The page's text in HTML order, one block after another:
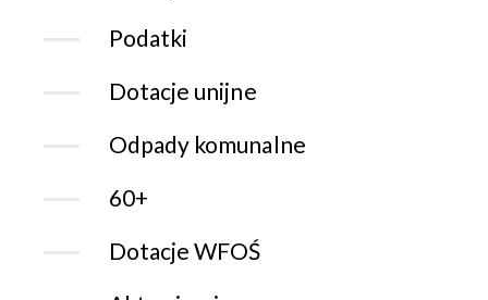
Podatki
Dotacje unijne
Odpady komunalne
60+
Dotacje WFOŚ